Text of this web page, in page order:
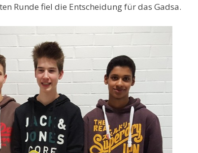
Runde fiel die Entscheidung für das Gadsa.